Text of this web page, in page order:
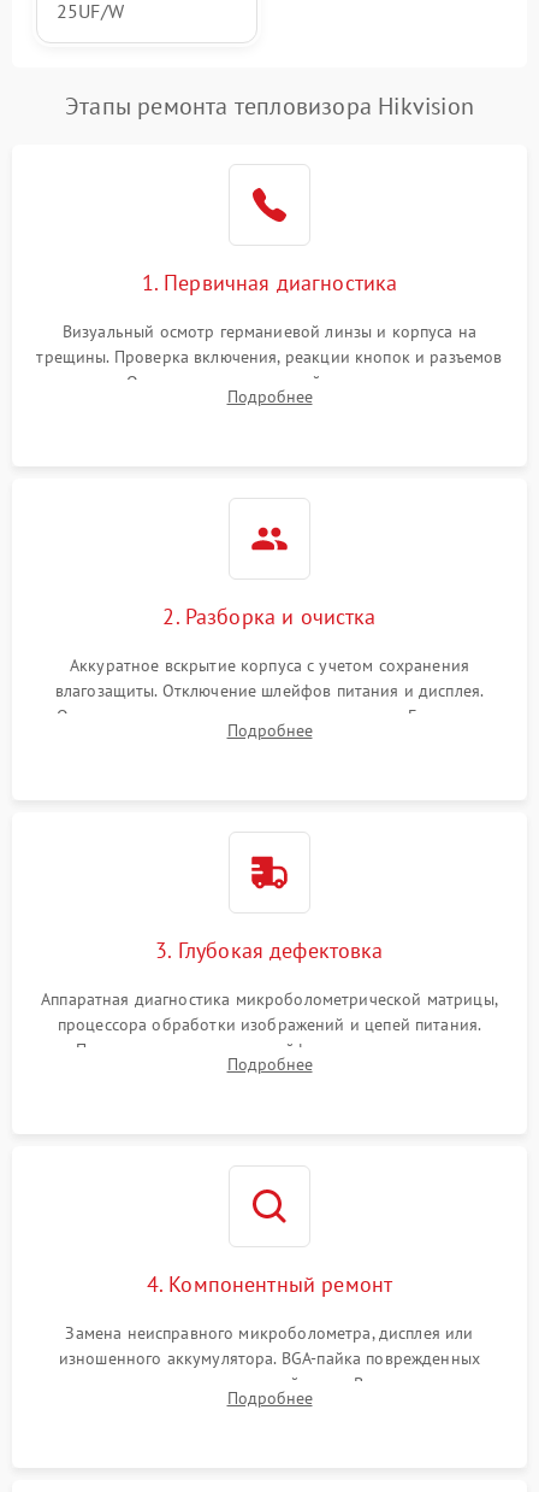
25UF/W
Этапы ремонта тепловизора Hikvision
1. Первичная диагностика
Визуальный осмотр германиевой линзы и корпуса на
трещины. Проверка включения, реакции кнопок и разъемов
зарядки. Оценка вывода тепловой сигнатуры на экран,
проверка базовых функций и считывание системных
Подробнее
2. Разборка и очистка
Аккуратное вскрытие корпуса с учетом сохранения
влагозащиты. Отключение шлейфов питания и дисплея.
Очистка внутренних плат от окислов и пыли. Бережная
обработка германиевого объектива специализированными
Подробнее
3. Глубокая дефектовка
Аппаратная диагностика микроболометрической матрицы,
процессора обработки изображений и цепей питания.
Проверка целостности шлейфов, модуля памяти и
интерфейсов связи. Выявление сгоревших SMD-компонентов
Подробнее
4. Компонентный ремонт
Замена неисправного микроболометра, дисплея или
изношенного аккумулятора. BGA-пайка поврежденных
контроллеров на материнской плате. Восстановление
разъемов и кнопок, замена поврежденных элементов
Подробнее